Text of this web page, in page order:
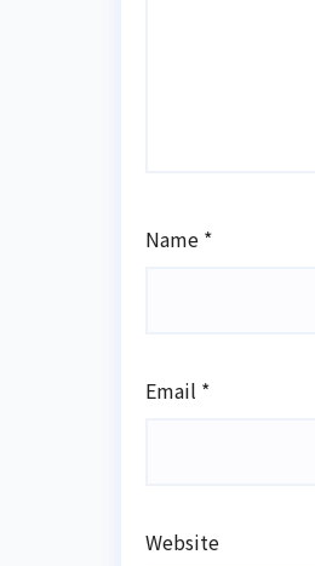
Name *
Email *
Website